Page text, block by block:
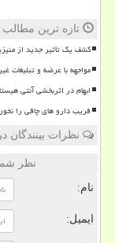
تازه ترین
کشف یک تأثیر جدید از
مواجهه با عرضه و تبلیغات
ابهام در اثربخشی آنتی
فریب دارو های چاقی را
نظرات بینندگان
نظر
نام:
ایمیل: